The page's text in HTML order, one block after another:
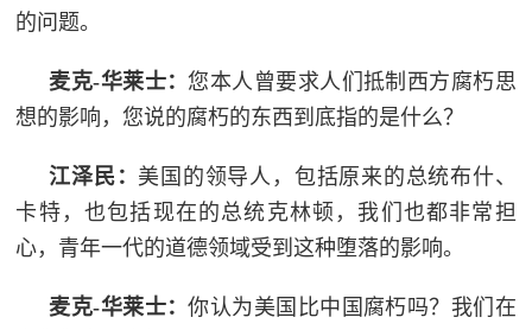
的问题。
麦克-华莱士：您本人曾要求人们抵制西方腐朽思
想的影响，您说的腐朽的东西到底指的是什么？
江泽民： 美国的领导人，包括原来的总统布什、
卡特，也包括现在的总统克林顿，我们也都非常担
心，青年一代的道德领域受到这种堕落的影响。
麦克-华莱士：你认为美国比中国腐朽吗？我们在